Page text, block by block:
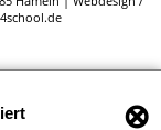
⊗